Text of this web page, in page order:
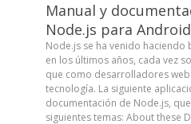
Manual y
Node.js para Android
Node.js se ha venido
en los últimos años, cada vez
que como desarrolladores
tecnología. La siguiente
documentación de Node.js,
siguientes temas: About these